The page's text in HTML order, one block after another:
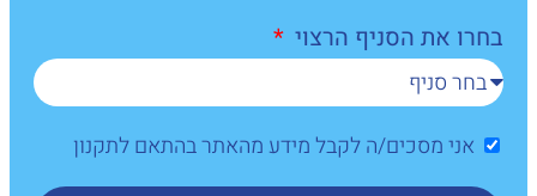
בחרו את הסניף הרצוי
אני מסכים/ה לקבל מידע מהאתר בהתאם לתקנון